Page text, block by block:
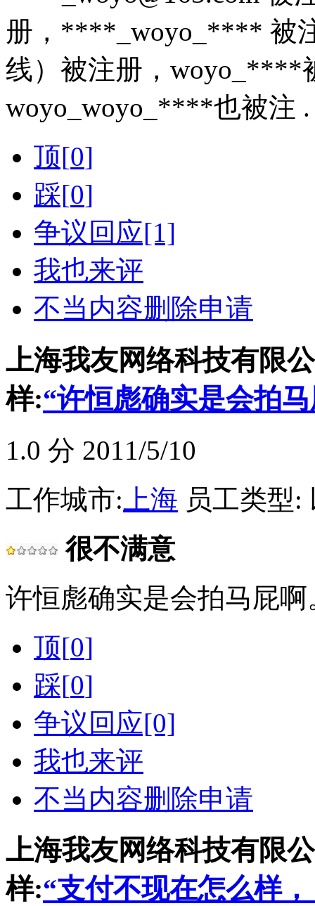
册，****_woyo_**** 被
线）被注册，
woyo_woyo_****也被注
顶[0]
踩[0]
争议回应[1]
我也来评
不当内容删除申请
上海我友网络科技有限
样:“许恒彪确实是会拍
1.0 分 2011/5/10
工作城市: 上海 员工类型:
很不满意
许恒彪确实是会拍马屁
顶[0]
踩[0]
争议回应[0]
我也来评
不当内容删除申请
上海我友网络科技有限
样:“支付不现在怎么样